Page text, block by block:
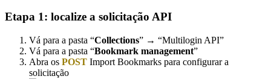
Etapa 1: localize a solicitação API
Vá para a pasta “Collections” → “Multilogin API”
Vá para a pasta “Bookmark management”
Abra os POST Import Bookmarks para configurar a
solicitação